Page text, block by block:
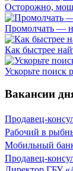
Осторожно,
Промолчать —
Как быстрее
Ускорьте поиск
Вакансии
Продавец-
Рабочий в
Мобильный
Продавец-